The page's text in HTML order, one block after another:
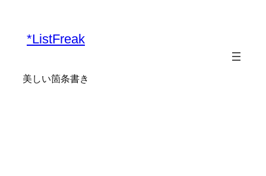
*ListFreak
美しい箇条書き